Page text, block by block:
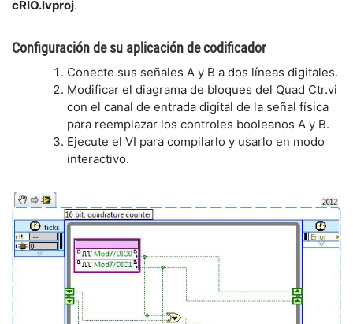
cRIO.lvproj.
Configuración de su aplicación de codificador
Conecte sus señales A y B a dos líneas digitales.
Modificar el diagrama de bloques del Quad Ctr.vi
con el canal de entrada digital de la señal física
para reemplazar los controles booleanos A y B.
Ejecute el VI para compilarlo y usarlo en modo
interactivo.